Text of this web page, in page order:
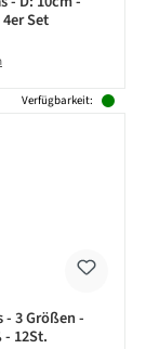
Set
Verfügbarkeit:
3 Größen -
12St.